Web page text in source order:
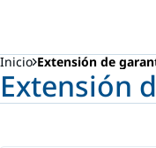
Inicio Extensión de
Extensión